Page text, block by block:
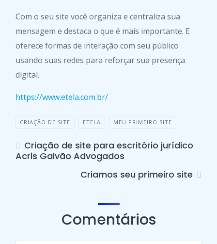
Com o seu site você organiza e centraliza sua
mensagem e destaca o que é mais importante. E
oferece formas de interação com seu público
usando suas redes para reforçar sua presença
digital.
https://www.etela.com.br/
CRIAÇÃO DE SITE ETELA MEU PRIMEIRO SITE
Criação de site para escritório jurídico
Acris Galvão Advogados
Criamos seu primeiro site
Comentários